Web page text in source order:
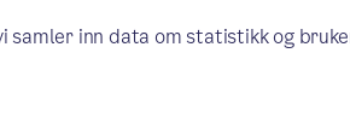
inn data om statistikk og